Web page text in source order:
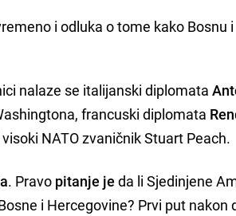
i odluka o tome kako Bosnu i
nalaze se italijanski diplomata
francuski diplomata
NATO zvaničnik Stuart Peach.
. Pravo pitanje je da li Sjedinjene
i Hercegovine? Prvi put nakon